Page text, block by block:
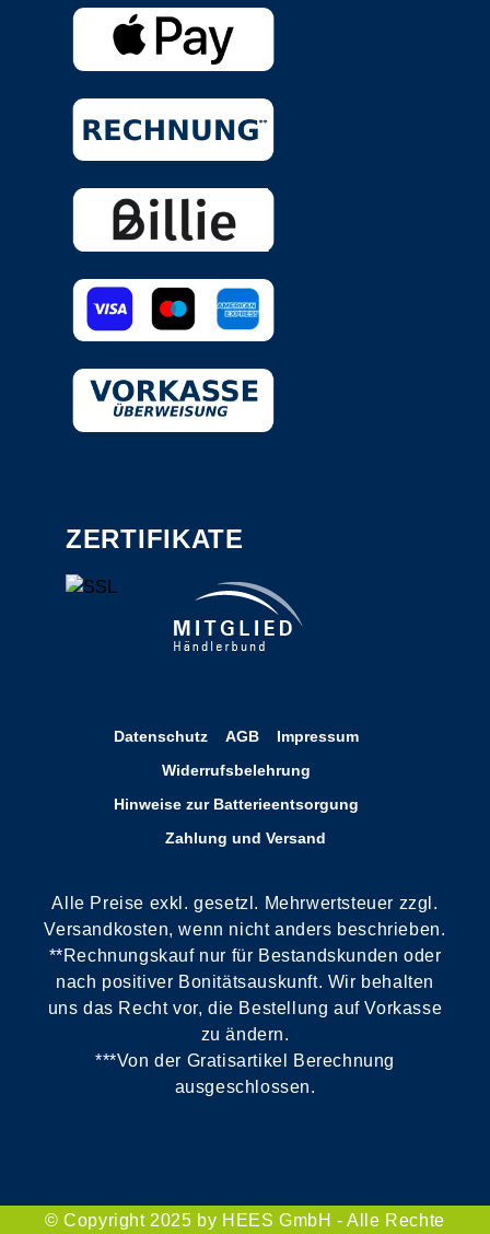
ZERTIFIKATE
Datenschutz AGB
Impressum
Widerrufsbelehrung
Hinweise zur Batterieentsorgung
Zahlung und Versand
Alle Preise exkl. gesetzl. Mehrwertsteuer zzgl.
Versandkosten, wenn nicht anders beschrieben.
**Rechnungskauf nur für Bestandskunden oder
nach positiver Bonitätsauskunft. Wir behalten
uns das Recht vor, die Bestellung auf Vorkasse
zu ändern.
***Von der Gratisartikel Berechnung
ausgeschlossen.
© Copyright 2025 by HEES GmbH - Alle Rechte